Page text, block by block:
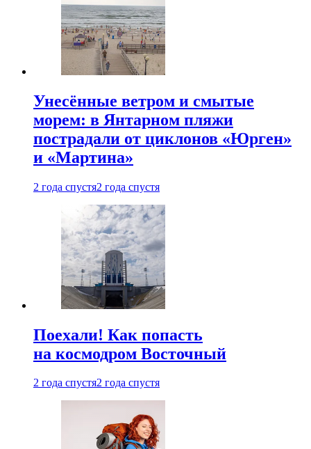
Унесённые ветром и смытые
морем: в Янтарном пляжи
пострадали от циклонов «Юрген»
и «Мартина»
2 года спустя2 года спустя
Поехали! Как попасть
на космодром Восточный
2 года спустя2 года спустя